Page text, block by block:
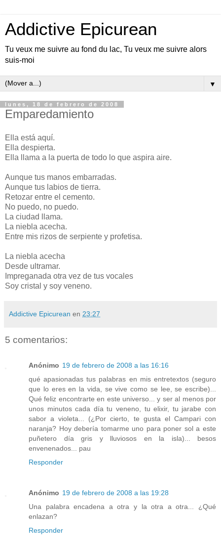
Addictive Epicurean
Tu veux me suivre au fond du lac, Tu veux me suivre alors
suis-moi
▼
lunes, 18 de febrero de 2008
Emparedamiento
Ella está aquí.
Ella despierta.
Ella llama a la puerta de todo lo que aspira aire.
Aunque tus manos embarradas.
Aunque tus labios de tierra.
Retozar entre el cemento.
No puedo, no puedo.
La ciudad llama.
La niebla acecha.
Entre mis rizos de serpiente y profetisa.
La niebla acecha
Desde ultramar.
Impreganada otra vez de tus vocales
Soy cristal y soy veneno.
Addictive Epicurean en 23:27
5 comentarios:
Anónimo 19 de febrero de 2008 a las 16:16
qué apasionadas tus palabras en mis entretextos (seguro
que lo eres en la vida, se vive como se lee, se escribe)...
Qué feliz encontrarte en este universo... y ser al menos por
unos minutos cada día tu veneno, tu elixir, tu jarabe con
sabor a violeta... (¿Por cierto, te gusta el Campari con
naranja? Hoy debería tomarme uno para poner sol a este
puñetero día gris y lluviosos en la isla)... besos
envenenados... pau
Responder
Anónimo 19 de febrero de 2008 a las 19:28
Una palabra encadena a otra y la otra a otra... ¿Qué
enlazan?
Responder